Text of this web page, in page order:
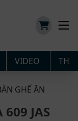
VIDEO
GHẾ ĂN
609 JAS